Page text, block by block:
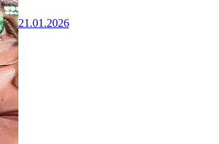
21.01.2026